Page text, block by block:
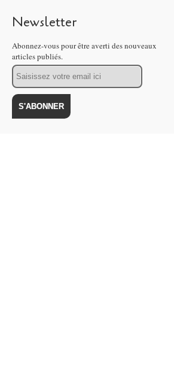
Newsletter
Abonnez-vous pour être averti des nouveaux
articles publiés.
Email